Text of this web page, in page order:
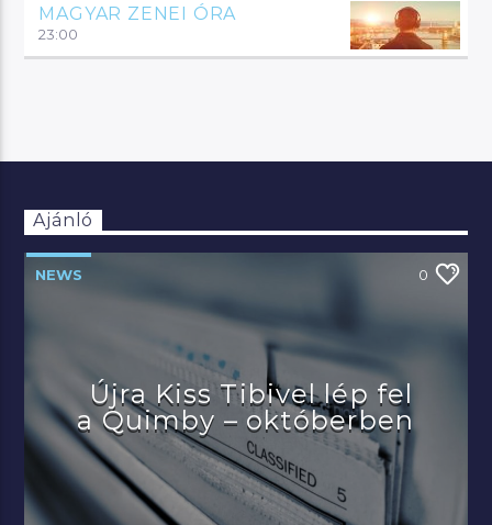
MAGYAR ZENEI ÓRA
23:00
Ajánló
NEWS 0
Újra Kiss Tibivel lép fel
a Quimby – októberben